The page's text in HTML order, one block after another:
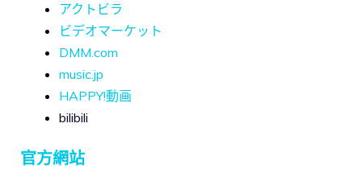
アクトビラ
ビデオマーケット
DMM.com
music.jp
HAPPY!動画
bilibili
官方網站